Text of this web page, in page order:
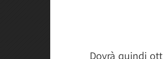
Dovrà quindi